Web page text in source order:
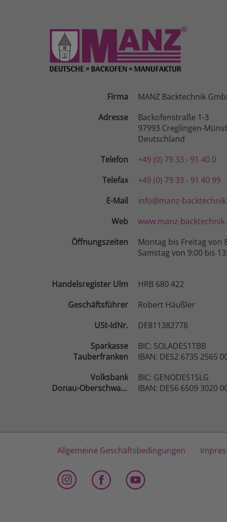
Firma
MANZ Backtechnik
Adresse
Backofenstraße 1-3
97993 Creglingen-
Deutschland
Telefon
+49 (0) 79 33 - 91 40 0
Telefax
+49 (0) 79 33 - 91 40 99
E-Mail
info@manz-
Web
www.manz-
Öffnungszeiten
Montag bis Freitag von
Samstag von 9:00 bis
Handelsregister Ulm
HRB 680 422
Geschäftsführer
Robert Häußler
USt-IdNr.
DE811382778
Sparkasse
Tauberfranken
BIC: SOLADES1TBB
IBAN: DE52 6735 2565
Volksbank
Donau-Oberschwaben
BIC: GENODES1SLG
IBAN: DE56 6509 3020
Allgemeine Geschäftsbedingungen